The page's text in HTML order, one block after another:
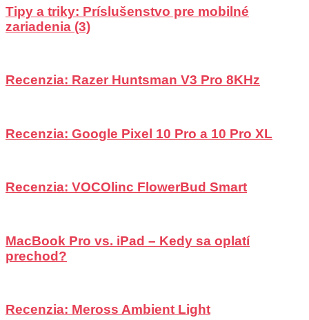
Tipy a triky: Príslušenstvo pre mobilné
zariadenia (3)
Recenzia: Razer Huntsman V3 Pro 8KHz
Recenzia: Google Pixel 10 Pro a 10 Pro XL
Recenzia: VOCOlinc FlowerBud Smart
MacBook Pro vs. iPad – Kedy sa oplatí
prechod?
Recenzia: Meross Ambient Light